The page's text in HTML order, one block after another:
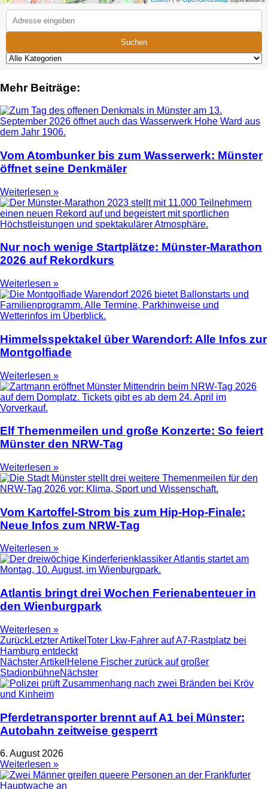
Suchen
Mehr Beiträge:
Vom Atombunker bis zum Wasserwerk: Münster
öffnet seine Denkmäler
Weiterlesen »
Nur noch wenige Startplätze: Münster-Marathon
2026 auf Rekordkurs
Weiterlesen »
Himmelsspektakel über Warendorf: Alle Infos zur
Montgolfiade
Weiterlesen »
Elf Themenmeilen und große Konzerte: So feiert
Münster den NRW-Tag
Weiterlesen »
Vom Kartoffel-Strom bis zum Hip-Hop-Finale:
Neue Infos zum NRW-Tag
Weiterlesen »
Atlantis bringt drei Wochen Ferienabenteuer in
den Wienburgpark
Weiterlesen »
ZurückLetzter Artikel Toter Lkw-Fahrer auf A7-Rastplatz bei
Hamburg entdeckt
Nächster Artikel Helene Fischer zurück auf großer
StadionbühneNächster
Pferdetransporter brennt auf A1 bei Münster:
Autobahn zeitweise gesperrt
6. August 2026
Weiterlesen »